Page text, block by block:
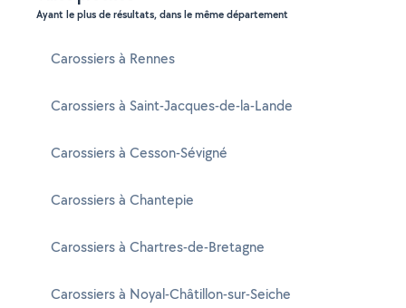
Ayant le plus de résultats, dans le même département
Carossiers à Rennes
Carossiers à Saint-Jacques-de-la-Lande
Carossiers à Cesson-Sévigné
Carossiers à Chantepie
Carossiers à Chartres-de-Bretagne
Carossiers à Noyal-Châtillon-sur-Seiche